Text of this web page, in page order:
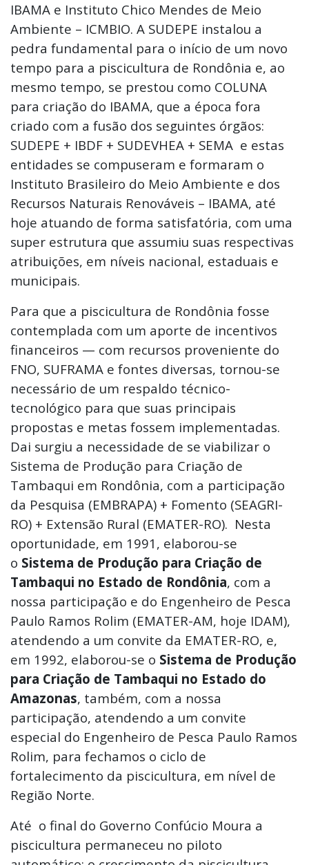
IBAMA e Instituto Chico Mendes de Meio
Ambiente – ICMBIO. A SUDEPE instalou a
pedra fundamental para o início de um novo
tempo para a piscicultura de Rondônia e, ao
mesmo tempo, se prestou como COLUNA
para criação do IBAMA, que a época fora
criado com a fusão dos seguintes órgãos:
SUDEPE + IBDF + SUDEVHEA + SEMA e estas
entidades se compuseram e formaram o
Instituto Brasileiro do Meio Ambiente e dos
Recursos Naturais Renováveis – IBAMA, até
hoje atuando de forma satisfatória, com uma
super estrutura que assumiu suas respectivas
atribuições, em níveis nacional, estaduais e
municipais.
Para que a piscicultura de Rondônia fosse
contemplada com um aporte de incentivos
financeiros — com recursos proveniente do
FNO, SUFRAMA e fontes diversas, tornou-se
necessário de um respaldo técnico-
tecnológico para que suas principais
propostas e metas fossem implementadas.
Dai surgiu a necessidade de se viabilizar o
Sistema de Produção para Criação de
Tambaqui em Rondônia, com a participação
da Pesquisa (EMBRAPA) + Fomento (SEAGRI-
RO) + Extensão Rural (EMATER-RO). Nesta
oportunidade, em 1991, elaborou-se
o Sistema de Produção para Criação de
Tambaqui no Estado de Rondônia, com a
nossa participação e do Engenheiro de Pesca
Paulo Ramos Rolim (EMATER-AM, hoje IDAM),
atendendo a um convite da EMATER-RO, e,
em 1992, elaborou-se o Sistema de Produção
para Criação de Tambaqui no Estado do
Amazonas, também, com a nossa
participação, atendendo a um convite
especial do Engenheiro de Pesca Paulo Ramos
Rolim, para fechamos o ciclo de
fortalecimento da piscicultura, em nível de
Região Norte.
Até o final do Governo Confúcio Moura a
piscicultura permaneceu no piloto